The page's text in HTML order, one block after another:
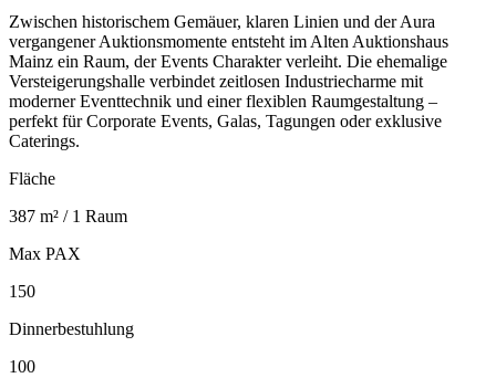
Zwischen historischem Gemäuer, klaren Linien und der Aura
vergangener Auktionsmomente entsteht im Alten Auktionshaus
Mainz ein Raum, der Events Charakter verleiht. Die ehemalige
Versteigerungshalle verbindet zeitlosen Industriecharme mit
moderner Eventtechnik und einer flexiblen Raumgestaltung –
perfekt für Corporate Events, Galas, Tagungen oder exklusive
Caterings.
Fläche
387 m² / 1 Raum
Max PAX
150
Dinnerbestuhlung
100